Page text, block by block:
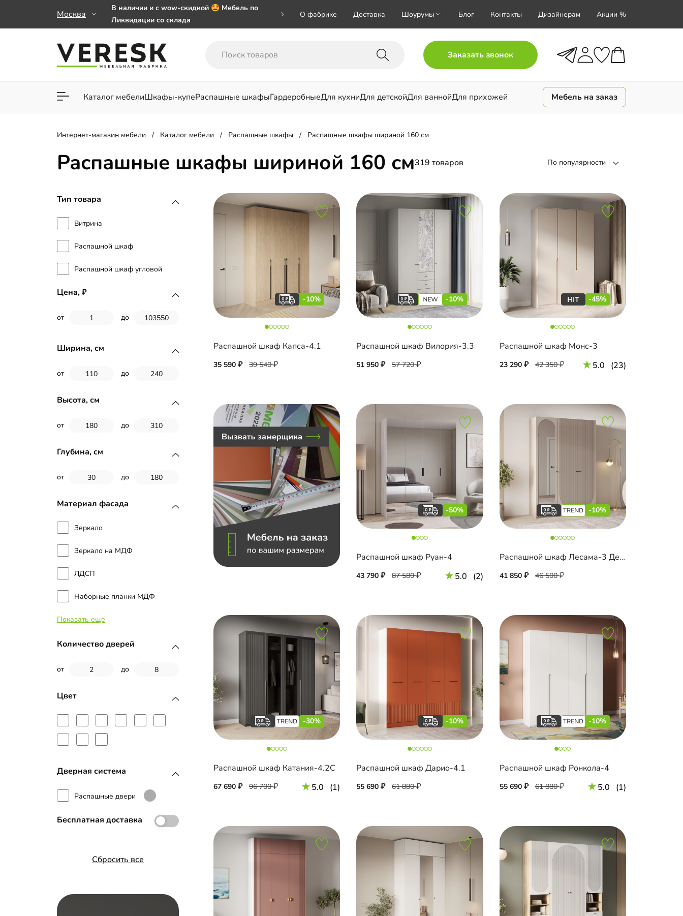
Москва
В наличии и с wow-скидкой 🤩 Мебель по
Ликвидации со склада
заказе от 50 000 ₽
Важно! Наш Whatsapp переехал на номер
О фабрике Доставка Шоурумы Блог Контакты Дизайнерам Акции %
Заказать звонок
Каталог мебелиШкафы-купеРаспашные шкафыГардеробныеДля кухниДля детскойДля ваннойДля прихожей
Для гостиной Для спальни
Мебель на заказ
Интернет-магазин мебели Каталог мебели Распашные шкафы Распашные шкафы шириной 160 см
Распашные шкафы шириной 160 см319 товаров По популярности
Тип товара
Витрина
Распашной шкаф
Распашной шкаф угловой
Цена,
от до
Ширина, см
от до
Высота, см
от до
Глубина, см
от до
Материал фасада
Зеркало
Зеркало на МДФ
ЛДСП
Наборные планки МДФ
Стекло
МДФ с пленкой ПВХ
МДФ с эмалью
Зеркало с фацетом 10 мм
Показать еще
Количество дверей
от до
Цвет
Дверная система
Распашные двери
Бесплатная доставка
Сбросить все
-10%
Распашной шкаф Капса-4.1
35 590 39 540
-10%
Распашной шкаф Вилория-3.3
51 950 57 720
-45%
Распашной шкаф Монс-3
23 290 42 350 5.0 (23)
-50%
Распашной шкаф Руан-4
43 790 87 580 5.0 (2)
-10%
Распашной шкаф Лесама-3 Декор 5 с зеркалом
41 850 46 500
-30%
Распашной шкаф Катания-4.2С
67 690 96 700 5.0 (1)
-10%
Распашной шкаф Дарио-4.1
55 690 61 880
-10%
Распашной шкаф Ронкола-4
55 690 61 880 5.0 (1)